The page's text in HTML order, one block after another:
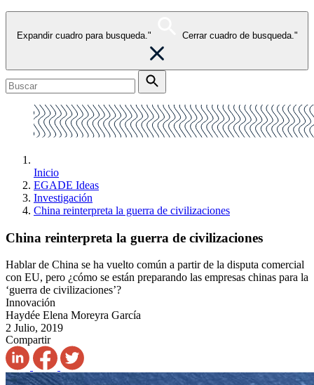
Expandir cuadro para busqueda." Cerrar cuadro de busqueda."
Inicio
EGADE Ideas
Investigación
China reinterpreta la guerra de civilizaciones
China reinterpreta la guerra de civilizaciones
Hablar de China se ha vuelto común a partir de la disputa comercial
con EU, pero ¿cómo se están preparando las empresas chinas para la
‘guerra de civilizaciones’?
Innovación
Haydée Elena Moreyra García
2 Julio, 2019
Compartir